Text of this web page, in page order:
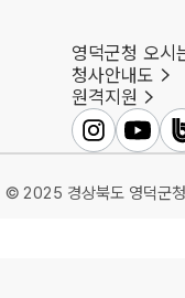
영덕군청 오시
청사안내도
원격지원
영덕군인스타
영덕군
© 2025 경상북도 영덕군